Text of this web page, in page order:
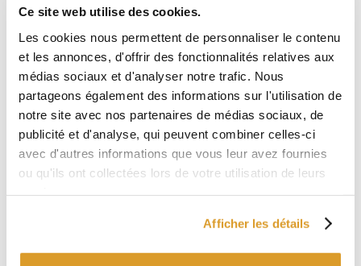
Ce site web utilise des cookies.
Les cookies nous permettent de personnaliser le contenu
et les annonces, d'offrir des fonctionnalités relatives aux
médias sociaux et d'analyser notre trafic. Nous
partageons également des informations sur l'utilisation de
notre site avec nos partenaires de médias sociaux, de
publicité et d'analyse, qui peuvent combiner celles-ci
avec d'autres informations que vous leur avez fournies
ou qu'ils ont collectées lors de votre utilisation de leurs
Afficher les détails
PRODUITS VOISINS